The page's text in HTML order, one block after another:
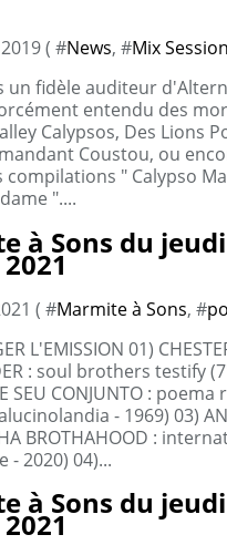
( #News, #Mix Session
un fidèle auditeur
entendu des
Calypsos, Des Lions
Coustou, ou
compilations " Calypso
"....
à Sons du jeudi
( #Marmite à Sons, #
L'EMISSION 01)
: soul brothers testify
SEU CONJUNTO :
- 1969) 03)
BROTHAHOOD :
- 2020) 04)...
à Sons du